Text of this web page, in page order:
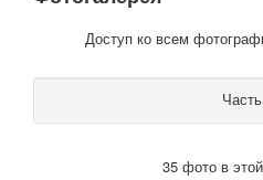
Доступ ко всем
35 фото в